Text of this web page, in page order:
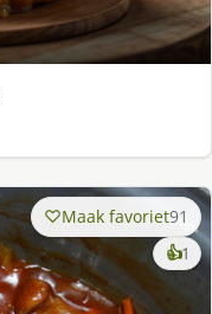
Maak favoriet91
👍1